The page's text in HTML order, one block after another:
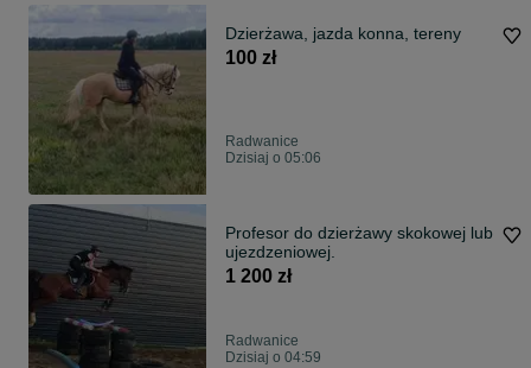
Dzierżawa, jazda konna, tereny
100 zł
Radwanice
Dzisiaj o 05:06
Profesor do dzierżawy skokowej lub
ujezdzeniowej.
1 200 zł
Radwanice
Dzisiaj o 04:59